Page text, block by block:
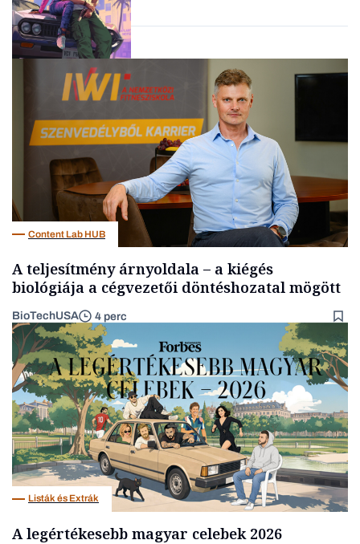
Content Lab HUB
A teljesítmény árnyoldala – a kiégés
biológiája a cégvezetői döntéshozatal mögött
BioTechUSA 4 perc
Listák és Extrák
A legértékesebb magyar celebek 2026